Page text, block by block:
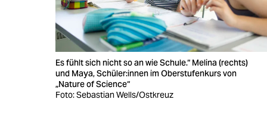
Es fühlt sich nicht so an wie Schule.“ Melina (rechts)
und Maya, Schü­le­r:in­nen im Oberstufenkurs von
„Nature of Science“
Foto: Sebastian Wells/Ostkreuz